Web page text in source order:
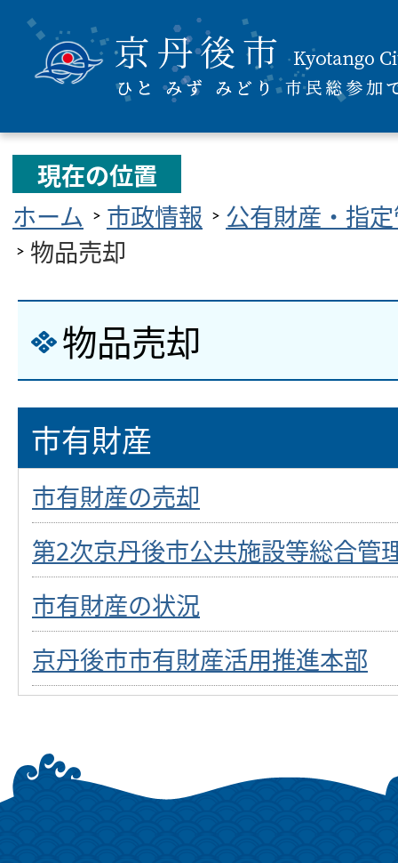
現在の位置
ホーム
市政情報
公有財産・指
物品売却
物品売却
市有財産
市有財産の売却
第2次京丹後市公共施設等総合管
市有財産の状況
京丹後市市有財産活用推進本部